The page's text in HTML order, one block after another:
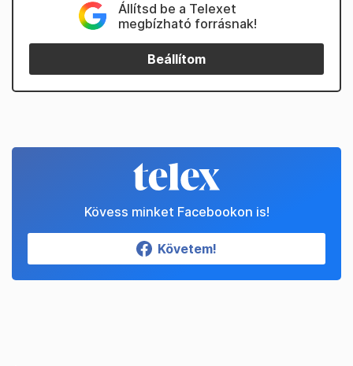
Állítsd be a Telexet
megbízható forrásnak!
Beállítom
Kövess minket Facebookon is!
Követem!